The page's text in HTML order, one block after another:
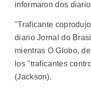
informaron dos
"Traficante
diario Jornal do
mientras O Globo,
los "traficantes
(Jackson).